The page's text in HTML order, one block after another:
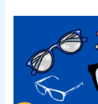
Digital
Guia
Definitivo